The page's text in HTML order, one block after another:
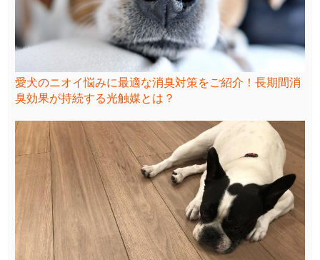
愛犬のニオイ悩みに最適な消臭対策をご紹介！長期間消
臭効果が持続する光触媒とは？